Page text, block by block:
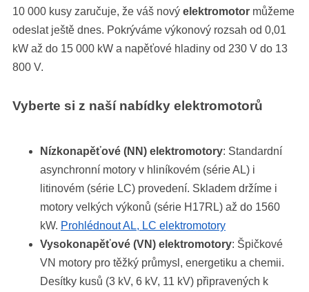
10 000 kusy zaručuje, že váš nový elektromotor můžeme
odeslat ještě dnes. Pokrýváme výkonový rozsah od 0,01
kW až do 15 000 kW a napěťové hladiny od 230 V do 13
800 V.
Vyberte si z naší nabídky elektromotorů
Nízkonapěťové (NN) elektromotory: Standardní
asynchronní motory v hliníkovém (série AL) i
litinovém (série LC) provedení. Skladem držíme i
motory velkých výkonů (série H17RL) až do 1560
kW. Prohlédnout AL, LC elektromotory
Vysokonapěťové (VN) elektromotory: Špičkové
VN motory pro těžký průmysl, energetiku a chemii.
Desítky kusů (3 kV, 6 kV, 11 kV) připravených k